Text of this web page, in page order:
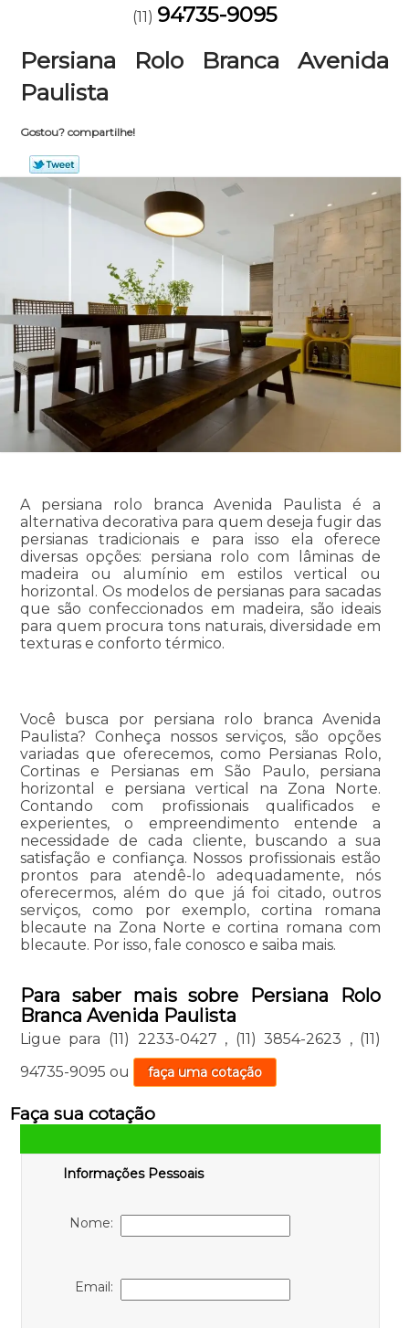
(11) 94735-9095
Persiana Rolo Branca Avenida
Paulista
Gostou? compartilhe!
A persiana rolo branca Avenida Paulista é a
alternativa decorativa para quem deseja fugir das
persianas tradicionais e para isso ela oferece
diversas opções: persiana rolo com lâminas de
madeira ou alumínio em estilos vertical ou
horizontal. Os modelos de persianas para sacadas
que são confeccionados em madeira, são ideais
para quem procura tons naturais, diversidade em
texturas e conforto térmico.
Você busca por persiana rolo branca Avenida
Paulista? Conheça nossos serviços, são opções
variadas que oferecemos, como Persianas Rolo,
Cortinas e Persianas em São Paulo, persiana
horizontal e persiana vertical na Zona Norte.
Contando com profissionais qualificados e
experientes, o empreendimento entende a
necessidade de cada cliente, buscando a sua
satisfação e confiança. Nossos profissionais estão
prontos para atendê-lo adequadamente, nós
oferecermos, além do que já foi citado, outros
serviços, como por exemplo, cortina romana
blecaute na Zona Norte e cortina romana com
blecaute. Por isso, fale conosco e saiba mais.
Para saber mais sobre Persiana Rolo
Branca Avenida Paulista
Ligue para (11) 2233-0427 , (11) 3854-2623 , (11)
94735-9095 ou faça uma cotação
Faça sua cotação
Informações Pessoais
Nome:
Email: